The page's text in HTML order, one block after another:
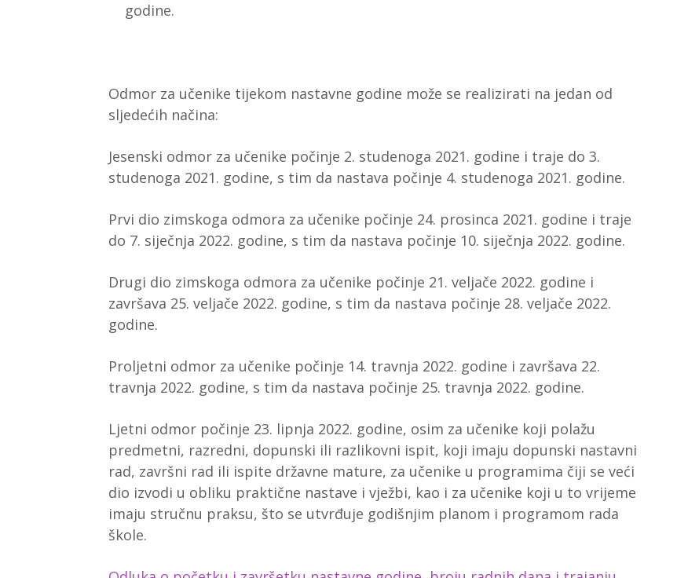
godine.
Odmor za učenike tijekom nastavne godine može se realizirati na jedan od
sljedećih načina:
Jesenski odmor za učenike počinje 2. studenoga 2021. godine i traje do 3.
studenoga 2021. godine, s tim da nastava počinje 4. studenoga 2021. godine.
Prvi dio zimskoga odmora za učenike počinje 24. prosinca 2021. godine i traje
do 7. siječnja 2022. godine, s tim da nastava počinje 10. siječnja 2022. godine.
Drugi dio zimskoga odmora za učenike počinje 21. veljače 2022. godine i
završava 25. veljače 2022. godine, s tim da nastava počinje 28. veljače 2022.
godine.
Proljetni odmor za učenike počinje 14. travnja 2022. godine i završava 22.
travnja 2022. godine, s tim da nastava počinje 25. travnja 2022. godine.
Ljetni odmor počinje 23. lipnja 2022. godine, osim za učenike koji polažu
predmetni, razredni, dopunski ili razlikovni ispit, koji imaju dopunski nastavni
rad, završni rad ili ispite državne mature, za učenike u programima čiji se veći
dio izvodi u obliku praktične nastave i vježbi, kao i za učenike koji u to vrijeme
imaju stručnu praksu, što se utvrđuje godišnjim planom i programom rada
škole.